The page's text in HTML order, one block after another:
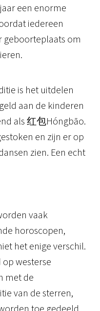
een enorme
iedereen
geboorteplaats om
is het uitdelen
aan de kinderen
als 红包Hóngbāo.
en zijn er op
zien. Een echt
vaak
horoscopen,
het enige verschil.
westerse
met de
van de sterren,